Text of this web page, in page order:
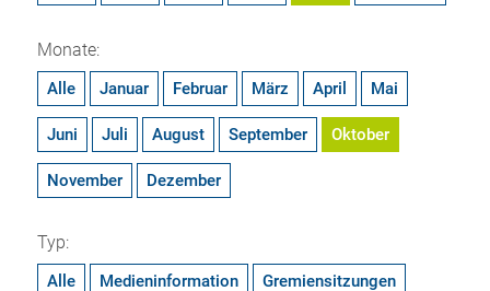
Monate:
Alle Januar Februar März April Mai
Juni Juli August September Oktober
November Dezember
Typ:
Alle Medieninformation Gremiensitzungen